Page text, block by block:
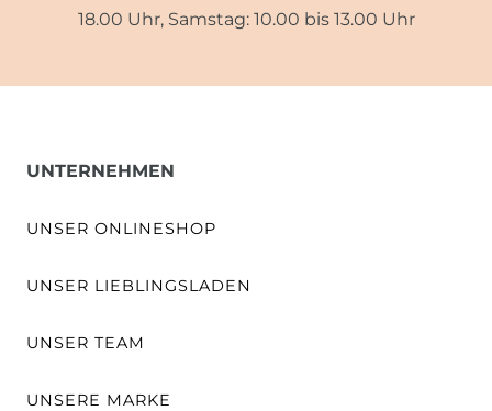
18.00 Uhr, Samstag: 10.00 bis 13.00 Uhr
UNTERNEHMEN
UNSER ONLINESHOP
UNSER LIEBLINGSLADEN
UNSER TEAM
UNSERE MARKE